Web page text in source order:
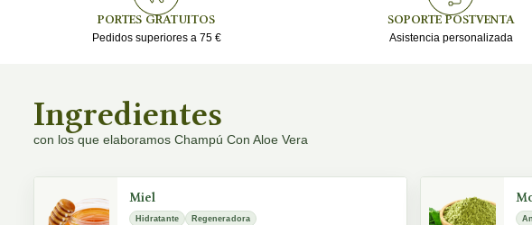
PORTES GRATUITOS
Pedidos superiores a 75 €
SOPORTE POSTVENTA
Asistencia personalizada
Ingredientes
con los que elaboramos Champú Con Aloe Vera
Miel
Hidratante Regeneradora